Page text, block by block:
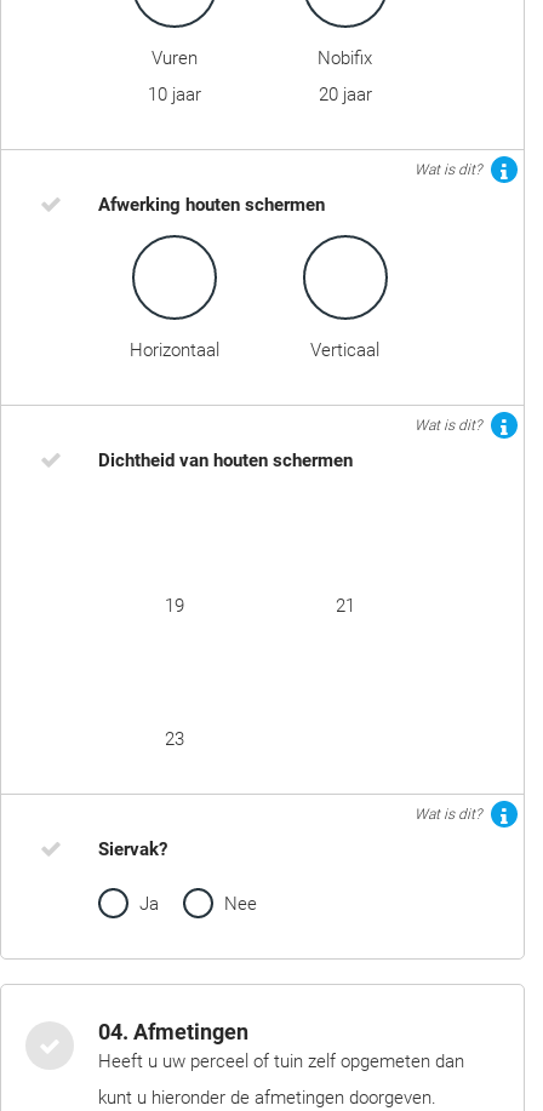
Vuren
10 jaar
Nobifix
20 jaar
Wat is dit?
Afwerking houten schermen
Horizontaal Verticaal
Wat is dit?
Dichtheid van houten schermen
19 21
23
Wat is dit?
Siervak?
Ja Nee
04. Afmetingen
Heeft u uw perceel of tuin zelf opgemeten dan
kunt u hieronder de afmetingen doorgeven.